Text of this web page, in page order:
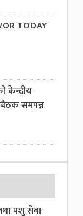
TODAY
केन्द्रीय
बैठक समपन्न
पशु सेवा